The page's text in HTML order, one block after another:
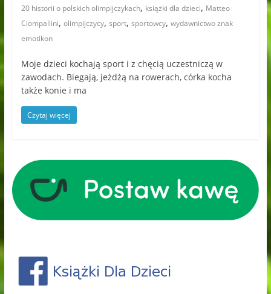
20 historii o polskich olimpijczykach, książki dla dzieci, Matteo
Ciompallini, olimpijczycy, sport, sportowcy, wydawnictwo znak
emotikon
Moje dzieci kochają sport i z chęcią uczestniczą w
zawodach. Biegają, jeżdżą na rowerach, córka kocha
także konie i ma
Czytaj więcej